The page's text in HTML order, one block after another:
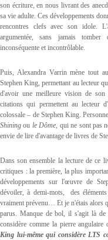
son écriture, en nous livrant des
sa vie adulte. Ces développements
rencontres clefs avec son idole.
argumentée, sans jamais
inconséquente et incontrôlable.
Puis, Alexandra Varrin mène tout
Stephen King, permettant au lecteur
d'avoir une meilleure vision de
citations qui permettent au lecteur
colossale – de Stephen King.
Shining ou le Dôme , qui ne sont pas
envie de lire d'avantage de livres de
Dans son ensemble la lecture de ce
critiques : la première, la plus
développements sur l'œuvre de
dévoiler, à demi-mots, des
vraiment prévenu… Et je n'étais alors
parus. Manque de bol, il s'agit là
considère comme la pierre
King lui-même qui considère LTS